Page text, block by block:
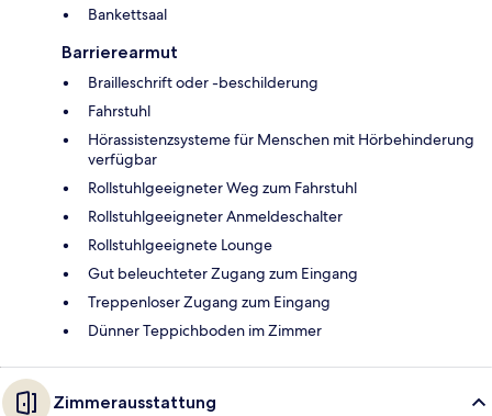
Bankettsaal
Barrierearmut
Brailleschrift oder -beschilderung
Fahrstuhl
Hörassistenzsysteme für Menschen mit Hörbehinderung
verfügbar
Rollstuhlgeeigneter Weg zum Fahrstuhl
Rollstuhlgeeigneter Anmeldeschalter
Rollstuhlgeeignete Lounge
Gut beleuchteter Zugang zum Eingang
Treppenloser Zugang zum Eingang
Dünner Teppichboden im Zimmer
Zimmerausstattung